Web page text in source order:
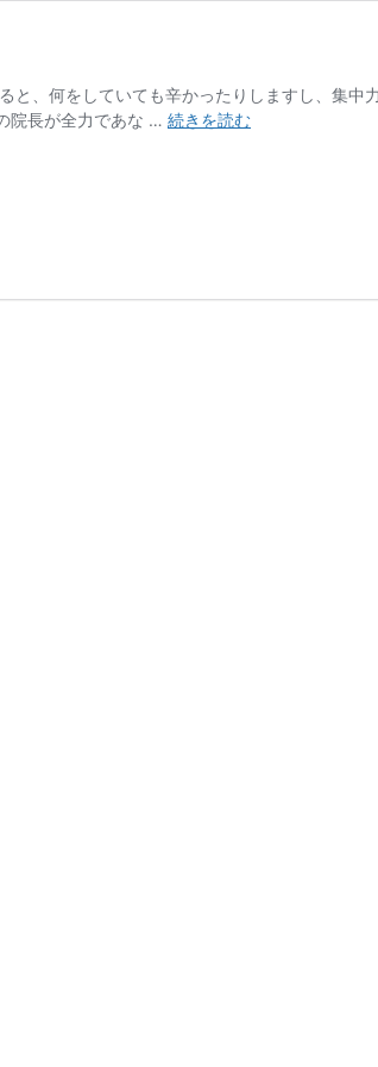
と、何をしていても辛かったりしますし、集中
院長が全力であな … 続きを読む頭